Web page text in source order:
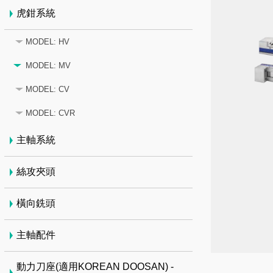
虎鉗系統
MODEL: HV
MODEL: MV
MODEL: CV
MODEL: CVR
主軸系統
絲攻夾頭
橫向銑頭
主軸配件
動力刀座(適用KOREAN DOOSAN) -